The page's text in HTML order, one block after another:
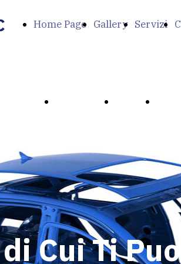
Home Page Gallery Servizi
Home Page Gallery
Cui Ti